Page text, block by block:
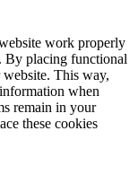
work properly
By placing functional
This way,
when
remain in your
these cookies